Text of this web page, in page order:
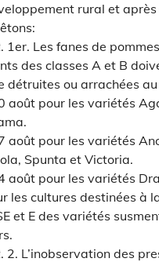
rural et
1er. Les fanes de
des classes A et B
détruites ou arrachées
août pour les variétés
août pour les variétés
Spunta et Victoria.
août pour les variétés
les cultures destinées à
et E des variétés
2. L’inobservation des